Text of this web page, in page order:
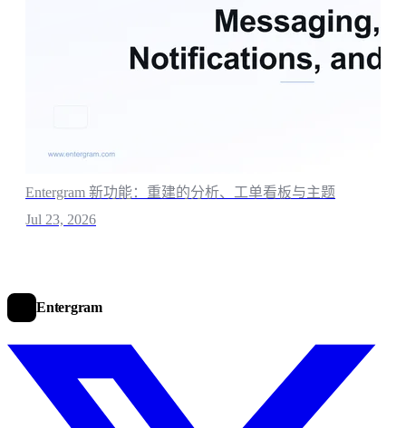
Entergram 新功能：重建的分析、工单看板与主题
Jul 23, 2026
Entergram